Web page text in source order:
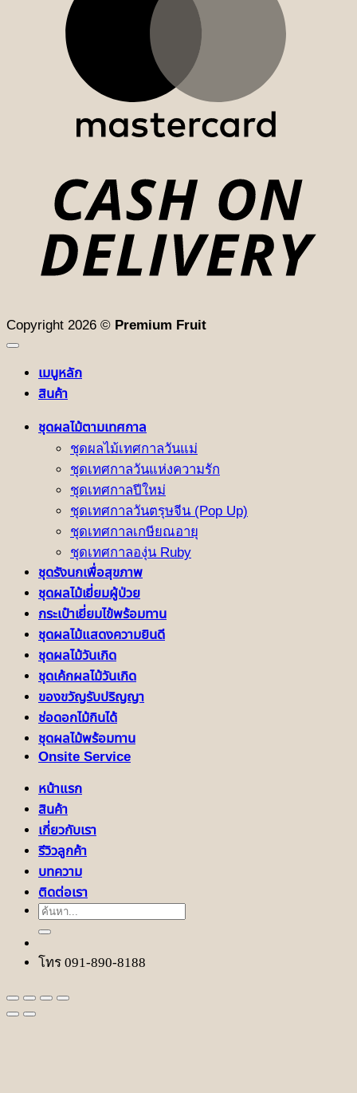
Copyright 2026 © Premium Fruit
เมนูหลัก
สินค้า
ชุดผลไม้ตามเทศกาล
ชุดผลไม้เทศกาลวันแม่
ชุดเทศกาลวันแห่งความรัก
ชุดเทศกาลปีใหม่
ชุดเทศกาลวันตรุษจีน (Pop Up)
ชุดเทศกาลเกษียณอายุ
ชุดเทศกาลองุ่น Ruby
ชุดรังนกเพื่อสุขภาพ
ชุดผลไม้เยี่ยมผู้ป่วย
กระเป๋าเยี่ยมไข้พร้อมทาน
ชุดผลไม้แสดงความยินดี
ชุดผลไม้วันเกิด
ชุดเค้กผลไม้วันเกิด
ของขวัญรับปริญญา
ช่อดอกไม้กินได้
ชุดผลไม้พร้อมทาน
Onsite Service
หน้าแรก
สินค้า
เกี่ยวกับเรา
รีวิวลูกค้า
บทความ
ติดต่อเรา
ค้นหา:
โทร 091-890-8188